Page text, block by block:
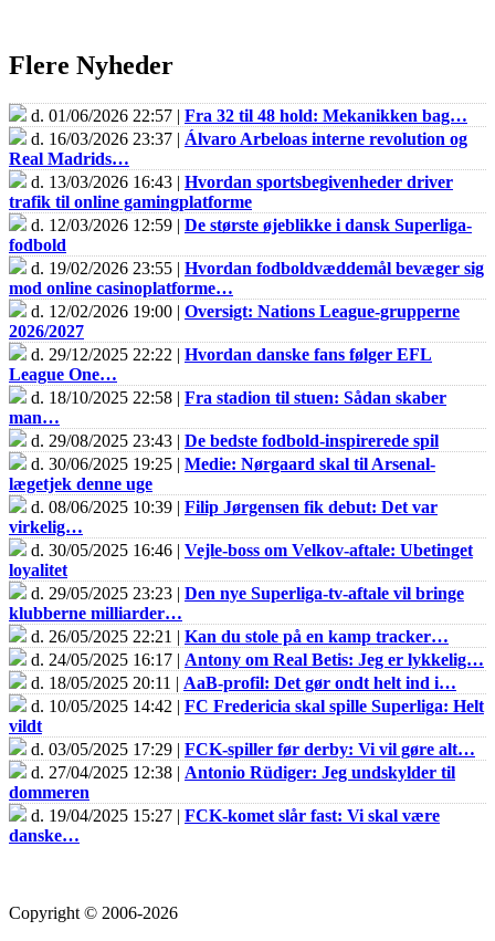
Flere Nyheder
d. 01/06/2026 22:57 | Fra 32 til 48 hold: Mekanikken bag…
d. 16/03/2026 23:37 | Álvaro Arbeloas interne revolution og
Real Madrids…
d. 13/03/2026 16:43 | Hvordan sportsbegivenheder driver
trafik til online gamingplatforme
d. 12/03/2026 12:59 | De største øjeblikke i dansk Superliga-
fodbold
d. 19/02/2026 23:55 | Hvordan fodboldvæddemål bevæger sig
mod online casinoplatforme…
d. 12/02/2026 19:00 | Oversigt: Nations League-grupperne
2026/2027
d. 29/12/2025 22:22 | Hvordan danske fans følger EFL
League One…
d. 18/10/2025 22:58 | Fra stadion til stuen: Sådan skaber
man…
d. 29/08/2025 23:43 | De bedste fodbold-inspirerede spil
d. 30/06/2025 19:25 | Medie: Nørgaard skal til Arsenal-
lægetjek denne uge
d. 08/06/2025 10:39 | Filip Jørgensen fik debut: Det var
virkelig…
d. 30/05/2025 16:46 | Vejle-boss om Velkov-aftale: Ubetinget
loyalitet
d. 29/05/2025 23:23 | Den nye Superliga-tv-aftale vil bringe
klubberne milliarder…
d. 26/05/2025 22:21 | Kan du stole på en kamp tracker…
d. 24/05/2025 16:17 | Antony om Real Betis: Jeg er lykkelig…
d. 18/05/2025 20:11 | AaB-profil: Det gør ondt helt ind i…
d. 10/05/2025 14:42 | FC Fredericia skal spille Superliga: Helt
vildt
d. 03/05/2025 17:29 | FCK-spiller før derby: Vi vil gøre alt…
d. 27/04/2025 12:38 | Antonio Rüdiger: Jeg undskylder til
dommeren
d. 19/04/2025 15:27 | FCK-komet slår fast: Vi skal være
danske…
Copyright © 2006-2026